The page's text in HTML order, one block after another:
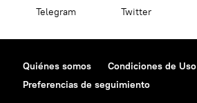
Telegram Twitter
Quiénes somos Condiciones de Uso
Preferencias de seguimiento